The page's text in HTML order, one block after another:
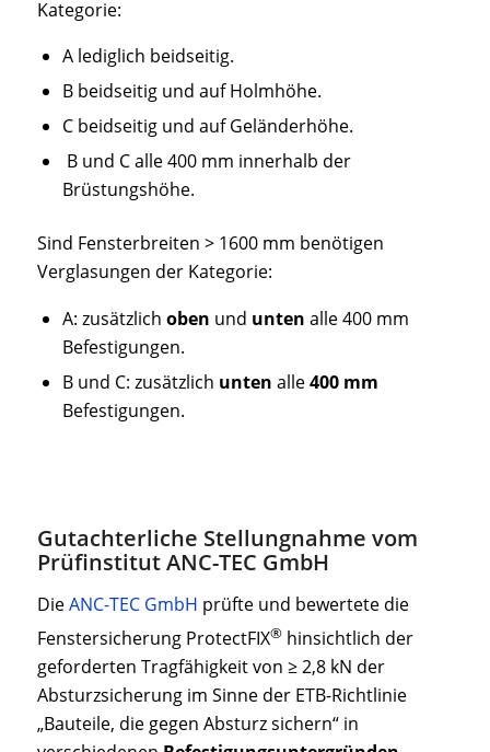
Kategorie:
A lediglich beidseitig.
B beidseitig und auf Holmhöhe.
C beidseitig und auf Geländerhöhe.
B und C alle 400 mm innerhalb der
Brüstungshöhe.
Sind Fensterbreiten > 1600 mm benötigen
Verglasungen der Kategorie:
A: zusätzlich oben und unten alle 400 mm
Befestigungen.
B und C: zusätzlich unten alle400 mm
Befestigungen.
Gutachterliche Stellungnahme vom
Prüfinstitut ANC-TEC GmbH
DieANC-TEC GmbH prüfte und bewertete die
Fenstersicherung ProtectFIX®hinsichtlich der
geforderten Tragfähigkeit von ≥ 2,8 kN der
Absturzsicherung im Sinne der ETB-Richtlinie
„Bauteile, die gegen Absturz sichern“ in